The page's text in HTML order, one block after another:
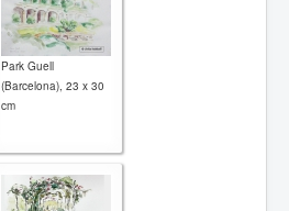
Park Guell
(Barcelona), 23 x 30
cm